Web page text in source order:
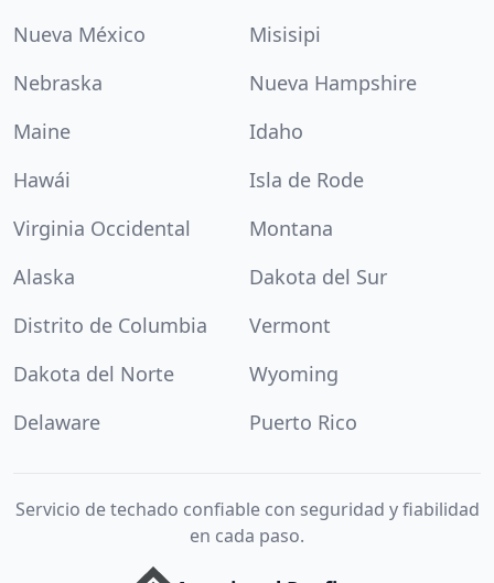
Nueva México
Misisipi
Nebraska
Nueva Hampshire
Maine
Idaho
Hawái
Isla de Rode
Virginia Occidental
Montana
Alaska
Dakota del Sur
Distrito de Columbia
Vermont
Dakota del Norte
Wyoming
Delaware
Puerto Rico
Servicio de techado confiable con seguridad y fiabilidad
en cada paso.